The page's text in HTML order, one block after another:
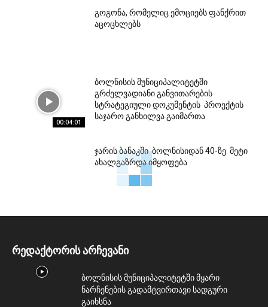
გოგონა, რომელიც ემოციებს ფანქრით
აცოცხლებს
00:04:01
ბოლნისის მუნიციპალიტეტში
გრძელვადიანი განვითარების
სტრატეგიული დოკუმენტის პროექტის
საჯარო განხილვა გაიმართა
ჯარის ბანაკში ბოლნისიდან 40-ზე მეტი
ახალგაზრდა იმყოფება
რედაქტორის არჩევანი
ბოლნისის მუნიციპალიტეტში მყარი
ნარჩენების გადამტვირთავი სადგური
გაიხსნა